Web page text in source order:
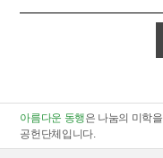
아름다운 동행은 나눔의 미학
공헌단체입니다.